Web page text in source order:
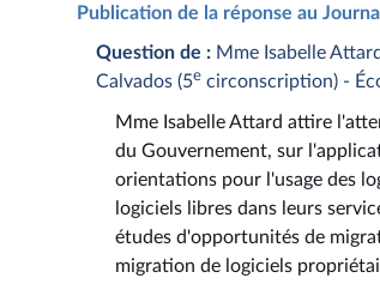
Publication de la réponse au
Question de : Mme Isabelle Attard
Calvados (5e circonscription) -
Mme Isabelle Attard attire
du Gouvernement, sur
orientations pour l'usage des
logiciels libres dans leurs
études d'opportunités de
migration de logiciels